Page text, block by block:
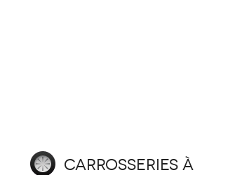
Carrosseries à